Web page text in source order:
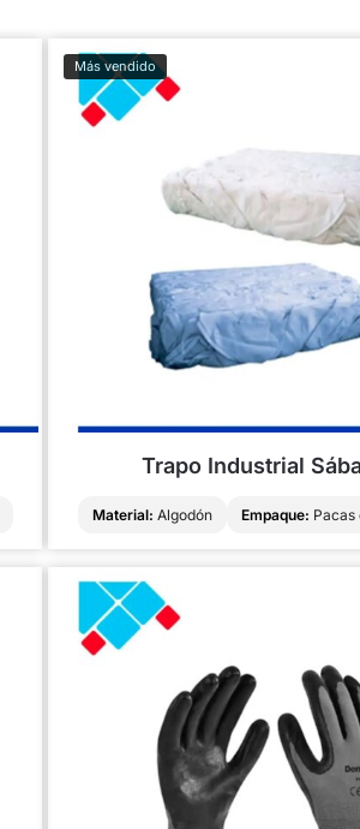
Más vendido
Cotizar
Trapo Industrial
Material: Algodón Empaque: Pacas